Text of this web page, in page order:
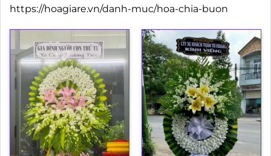
https://hoagiare.vn/danh-muc/hoa-chia-buon